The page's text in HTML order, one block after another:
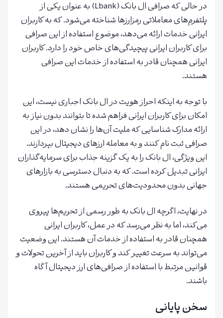
در حالی که صرافی ال بانک (Lbank) به عنوان یکی از
پلتفرم‌های معاملاتی رمزارزها شناخته می‌شود. که به کاربران
ایرانی خدمات ارائه می‌دهد، موضوع استفاده از این صرافی
برای کاربران ایرانی پیچیدگی‌های خاص خود را دارد. کاربران
ایرانی همچنان قادر به استفاده از خدمات این صرافی
هستند.
با توجه به اینکه احراز هویت در ال بانک اجباری نیست، این
امکان برای کاربران ایرانی فراهم شده تا بتوانند بدون نیاز به
ارائه مدارک شناسایی که ملیت آن‌ها را نشان دهد، در این
صرافی ثبت نام کنند و به معامله ارزهای دیجیتال بپردازند.
این ویژگی، ال بانک را به یک گزینه جذاب برای سرمایه‌گذاران
ایرانی تبدیل کرده است. که به دنبال دسترسی به بازارهای
جهانی بدون محدودیت‌های تحریمی هستند.
در نهایت، اگرچه ال بانک به طور رسمی از تحریم‌ها پیروی
می‌کند، اما به نظر می‌رسد که در عمل، کاربران ایرانی
همچنان قادر به استفاده از خدمات آن هستند. این وضعیت
می‌تواند به سرعت تغییر کند و کاربران باید از آخرین تحولات و
قوانین مرتبط با استفاده از صرافی‌های ارز دیجیتال آگاه
باشند.
سخن پایانی